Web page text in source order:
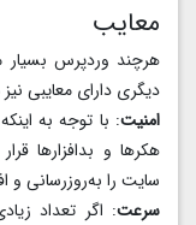
معایب
هرچند وردپرس بسیار
دیگری دارای معایبی
امنیت: با توجه به
هکرها و بدافزارها
سایت را به‌روزرسانی و
سرعت: اگر تعداد